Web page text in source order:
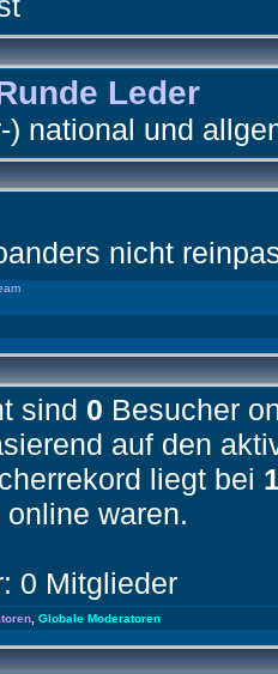
Leder
) national und
nicht
sind 0 Besucher
auf den
liegt bei
waren.
0 Mitglieder
Globale Moderatoren